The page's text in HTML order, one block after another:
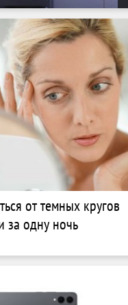
от темных кругов
за одну ночь